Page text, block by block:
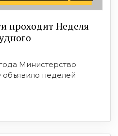
проходит Неделя
Министерство
неделей